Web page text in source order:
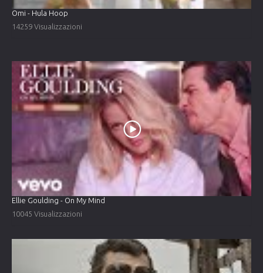
Omi - Hula Hoop
14259 Visualizzazioni
Ellie Goulding - On My Mind
10045 Visualizzazioni